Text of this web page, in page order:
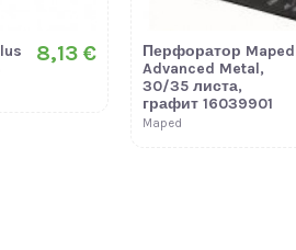
8,13 €
Перфоратор Maped
Advanced Metal,
30/35 листа,
графит 16039901
Maped